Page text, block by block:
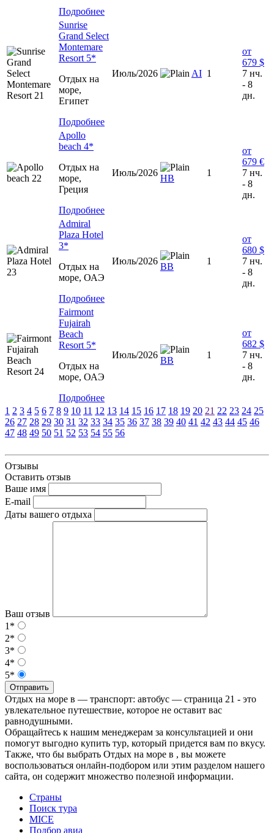
Подробнее
Sunrise
Grand Select
Montemare
Resort 5*
Отдых на
море,
Египет
Подробнее
Июль/2026 AI 1
от
679 $
7 нч.
- 8
дн.
Apollo
beach 4*
Отдых на
море,
Греция
Подробнее
Июль/2026
НВ
1
от
679 €
7 нч.
- 8
дн.
Admiral
Plaza Hotel
3*
Отдых на
море, ОАЭ
Подробнее
Июль/2026
ВВ
1
от
680 $
7 нч.
- 8
дн.
Fairmont
Fujairah
Beach
Resort 5*
Отдых на
море, ОАЭ
Подробнее
Июль/2026
ВВ
1
от
682 $
7 нч.
- 8
дн.
1 2 3 4 5 6 7 8 9 10 11 12 13 14 15 16 17 18 19 20 21 22 23 24 25
26 27 28 29 30 31 32 33 34 35 36 37 38 39 40 41 42 43 44 45 46
47 48 49 50 51 52 53 54 55 56
Отзывы
Оставить отзыв
Ваше имя
E-mail
Даты вашего отдыха
Ваш отзыв
1*
2*
3*
4*
5*
Отправить
Отдых на море в — транспорт: автобус — страница 21 - это
увлекательное путешествие, которое не оставит вас
равнодушными.
Обращайтесь к нашим менеджерам за консультацией и они
помогут выгодно купить тур, который придется вам по вкусу.
Также, что бы выбрать Отдых на море в , вы можете
воспользоваться онлайн-подбором или этим разделом нашего
сайта, он содержит множество полезной информации.
Страны
Поиск тура
MICE
Подбор авиа